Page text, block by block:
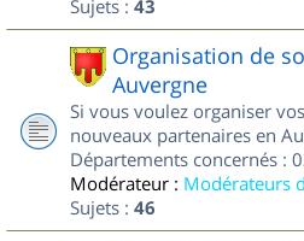
Sujets : 43
Organisation de
Auvergne
Si vous voulez organiser
nouveaux partenaires en
Départements concernés :
Modérateur : Modérateurs
Sujets : 46